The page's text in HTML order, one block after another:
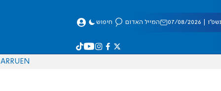
08/2026 המייל האדום חיפוש
EN
RU
AR